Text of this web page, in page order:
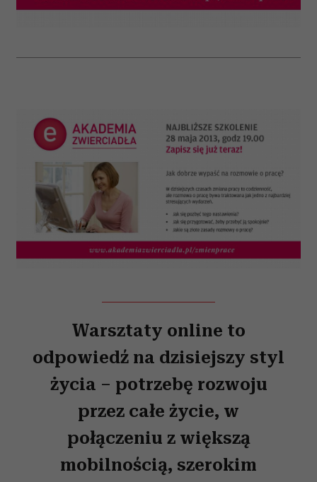
Warsztaty online to
odpowiedź na dzisiejszy styl
życia – potrzebę rozwoju
przez całe życie, w
połączeniu z większą
mobilnością, szerokim